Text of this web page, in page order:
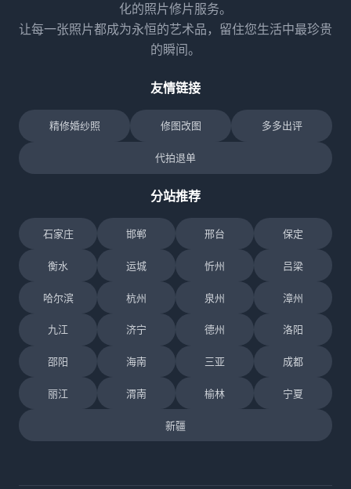
化的照片修片服务。
让每一张照片都成为永恒的艺术品，留住您生活中最珍贵
的瞬间。
友情链接
精修婚纱照 修图改图 多多出评
代拍退单
分站推荐
石家庄 邯郸 邢台 保定
衡水 运城 忻州 吕梁
哈尔滨 杭州 泉州 漳州
九江 济宁 德州 洛阳
邵阳 海南 三亚 成都
丽江 渭南 榆林 宁夏
新疆